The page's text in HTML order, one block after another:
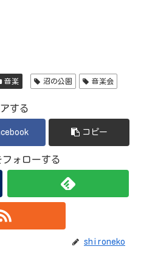
音楽 沼の公園 音楽会
する
コピー
ォローする
shironeko